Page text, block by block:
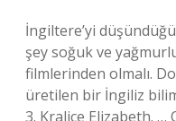
İngiltere’yi
şey soğuk ve
filmlerinden olmalı.
üretilen bir İngiliz
3. Kraliçe Elizabeth.